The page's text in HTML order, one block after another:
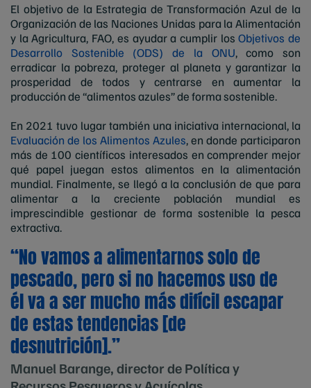
El objetivo de la Estrategia de Transformación Azul de la
Organización de las Naciones Unidas para la Alimentación
y la Agricultura, FAO, es ayudar a cumplir losObjetivos de
Desarrollo Sostenible (ODS) de la ONU, como son
erradicar la pobreza, proteger al planeta y garantizar la
prosperidad de todos y centrarse en aumentar la
producción de “alimentos azules” de forma sostenible.
En 2021 tuvo lugar también una iniciativa internacional, la
Evaluación de los Alimentos Azules, en donde participaron
más de 100 científicos interesados en comprender mejor
qué papel juegan estos alimentos en la alimentación
mundial. Finalmente, se llegó a la conclusión de que para
alimentar a la creciente población mundial es
imprescindible gestionar de forma sostenible la pesca
extractiva.
“No vamos a alimentarnos solo de
pescado, pero si no hacemos uso de
él va a ser mucho más difícil escapar
de estas tendencias [de
desnutrición].”
Manuel Barange, director de Política y